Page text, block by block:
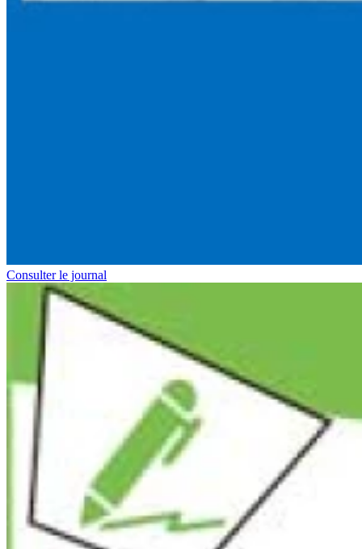
Consulter le journal